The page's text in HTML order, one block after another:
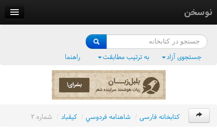
نوسخن
فرهنگ واژگان
جستجوی آزاد به ترتیب مطابقت راهنما
کتابخانه فارسی / شاهنامه فردوسي / کيقباد / شماره ٢